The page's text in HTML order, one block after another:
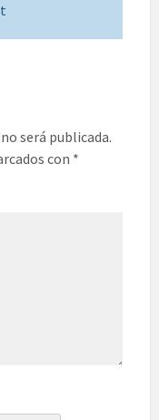
será publicada.
con *